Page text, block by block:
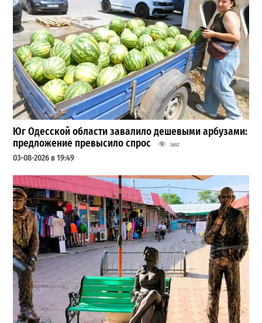
Юг Одесской области завалило дешевыми арбузами:
предложение превысило спрос
3657
03-08-2026 в 19:49